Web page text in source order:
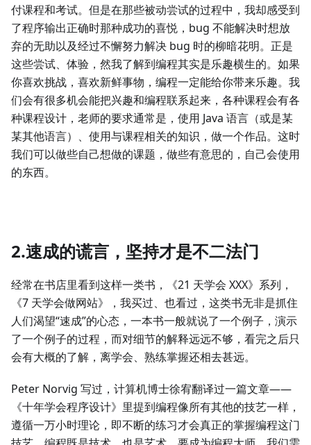
付课程和考试。但是在那些被动尝试的过程中，我却感受到
了程序输出正确时那种成功的喜悦，bug 不能解决时想放
弃的无助以及经过不懈努力解决 bug 时的柳暗花明。正是
这些尝试、体验，然我了解到编程其实是乐趣横生的。如果
你喜欢挑战，喜欢新鲜事物，编程一定能给你带来乐趣。我
们会有很多机会能把兴趣和编程联系起来，各种课程会有各
种课程设计，老师的要求通常是，使用 Java 语言（或是某
某其他语言）、使用与课程相关的知识，做一个作品。这时
我们可以做些自己想做的课题，做些有意思的，自己会使用
的东西。
2.速成的谎言，坚持才是不二法门
经常在书店里看到这样一类书，《21 天学会 XXX》系列，
《7 天学会做网站》，我买过、也看过，这类书无非是抓住
人们渴望“速成”的心态，一本书一般就说了一个例子，演示
了一个例子的过程，而对细节的解释远远不够，看完之后只
会有大概的了解，离学会、熟练掌握还相去甚远。
Peter Norvig 写过，计算机博士徐宥翻译过一篇文章——
《十年学会程序设计》里提到编程像所有其他的技艺一样，
遵循一万小时理论，即不断的练习才会真正的掌握编程这门